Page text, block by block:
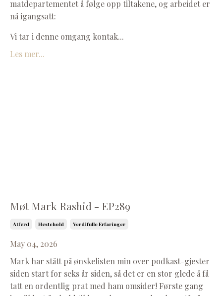
matdepartementet å følge opp tiltakene, og arbeidet er
nå igangsatt:
Vi tar i denne omgang kontak...
Les mer...
Møt Mark Rashid - EP289
Atferd Hestehold Verdifulle Erfaringer
May 04, 2026
Mark har stått på ønskelisten min over podkast-gjester
siden start for seks år siden, så det er en stor glede å få
tatt en ordentlig prat med ham omsider! Første gang